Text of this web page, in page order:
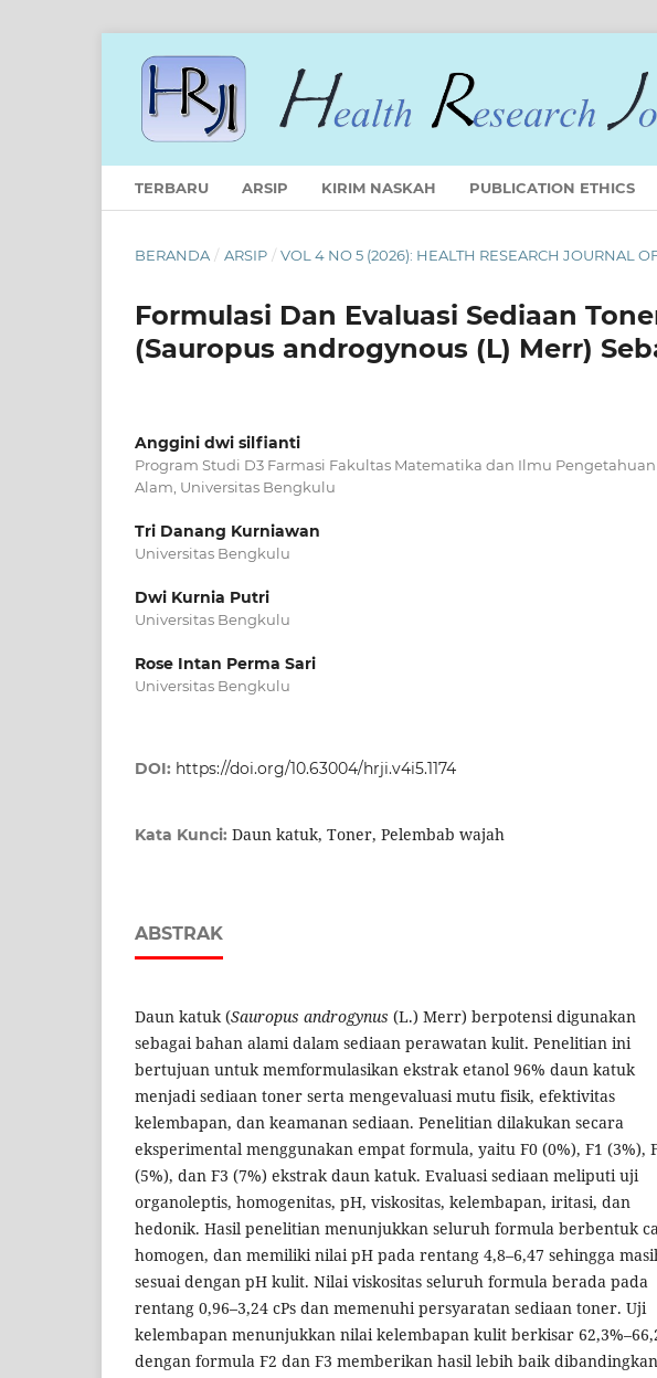
TERBARU ARSIP KIRIM NASKAH PUBLICATION ETHICS
BERANDA / ARSIP / VOL 4 NO 5 (2026): HEALTH RESEARCH JOURNAL
Formulasi Dan Evaluasi Sediaan
(Sauropus androgynous (L) Merr)
Anggini dwi silfianti
Program Studi D3 Farmasi Fakultas Matematika dan Ilmu Pengetahuan
Alam, Universitas Bengkulu
Tri Danang Kurniawan
Universitas Bengkulu
Dwi Kurnia Putri
Universitas Bengkulu
Rose Intan Perma Sari
Universitas Bengkulu
DOI: https://doi.org/10.63004/hrji.v4i5.1174
Kata Kunci: Daun katuk, Toner, Pelembab wajah
ABSTRAK
Daun katuk (Sauropus androgynus (L.) Merr) berpotensi digunakan
sebagai bahan alami dalam sediaan perawatan kulit. Penelitian ini
bertujuan untuk memformulasikan ekstrak etanol 96% daun katuk
menjadi sediaan toner serta mengevaluasi mutu fisik, efektivitas
kelembapan, dan keamanan sediaan. Penelitian dilakukan secara
eksperimental menggunakan empat formula, yaitu F0 (0%), F1 (3%),
(5%), dan F3 (7%) ekstrak daun katuk. Evaluasi sediaan meliputi uji
organoleptis, homogenitas, pH, viskositas, kelembapan, iritasi, dan
hedonik. Hasil penelitian menunjukkan seluruh formula berbentuk
homogen, dan memiliki nilai pH pada rentang 4,8–6,47 sehingga
sesuai dengan pH kulit. Nilai viskositas seluruh formula berada pada
rentang 0,96–3,24 cPs dan memenuhi persyaratan sediaan toner. Uji
kelembapan menunjukkan nilai kelembapan kulit berkisar
dengan formula F2 dan F3 memberikan hasil lebih baik dibandingkan